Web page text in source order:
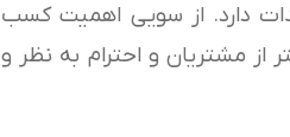
دارد. از سویی اهمیت کسب
مشتریان و احترام به نظر و